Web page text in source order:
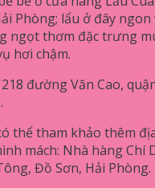
Phòng; lẩu ở đây
ngọt thơm đặc trưng
hơi chậm.
đường Văn Cao,
thể tham khảo thêm
mách: Nhà hàng Chí
Đồ Sơn, Hải Phòng.